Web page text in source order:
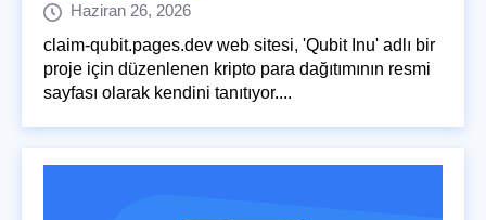
Haziran 26, 2026
claim-qubit.pages.dev web sitesi, 'Qubit Inu' adlı bir
proje için düzenlenen kripto para dağıtımının resmi
sayfası olarak kendini tanıtıyor....